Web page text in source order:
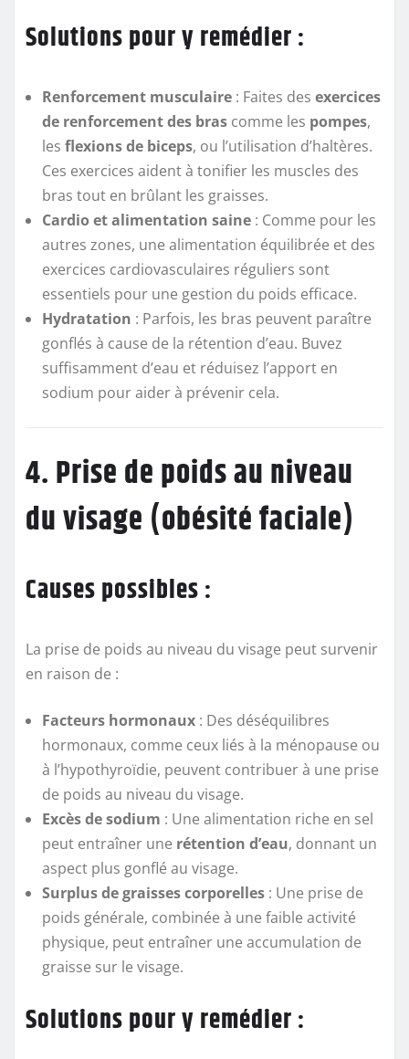
Solutions pour y remédier :
Renforcement musculaire : Faites des exercices
de renforcement des bras comme les pompes,
les flexions de biceps, ou l’utilisation d’haltères.
Ces exercices aident à tonifier les muscles des
bras tout en brûlant les graisses.
Cardio et alimentation saine : Comme pour les
autres zones, une alimentation équilibrée et des
exercices cardiovasculaires réguliers sont
essentiels pour une gestion du poids efficace.
Hydratation : Parfois, les bras peuvent paraître
gonflés à cause de la rétention d’eau. Buvez
suffisamment d’eau et réduisez l’apport en
sodium pour aider à prévenir cela.
4. Prise de poids au niveau
du visage (obésité faciale)
Causes possibles :
La prise de poids au niveau du visage peut survenir
en raison de :
Facteurs hormonaux : Des déséquilibres
hormonaux, comme ceux liés à la ménopause ou
à l’hypothyroïdie, peuvent contribuer à une prise
de poids au niveau du visage.
Excès de sodium : Une alimentation riche en sel
peut entraîner une rétention d’eau, donnant un
aspect plus gonflé au visage.
Surplus de graisses corporelles : Une prise de
poids générale, combinée à une faible activité
physique, peut entraîner une accumulation de
graisse sur le visage.
Solutions pour y remédier :